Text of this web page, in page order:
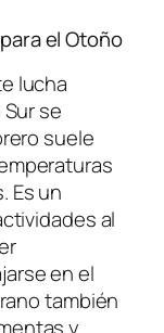
el Otoño
lucha
se
suele
Es un
al
en el
también
y